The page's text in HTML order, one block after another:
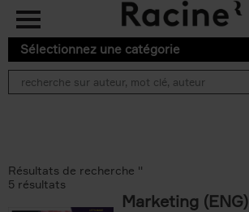
Aller au contenu principal
Sélectionnez une catégorie
Résultats de recherche ''
5 résultats
Marketing (ENG)